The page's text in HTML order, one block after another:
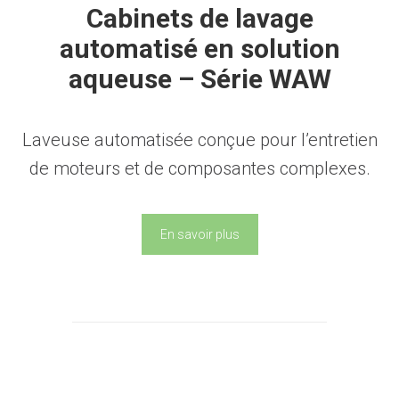
Cabinets de lavage
automatisé en solution
aqueuse – Série WAW
Laveuse automatisée conçue pour l’entretien
de moteurs et de composantes complexes.
En savoir plus